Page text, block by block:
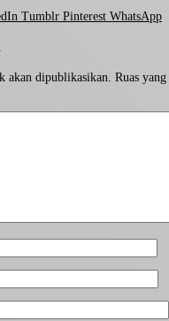
Tumblr Pinterest WhatsApp
akan dipublikasikan. Ruas